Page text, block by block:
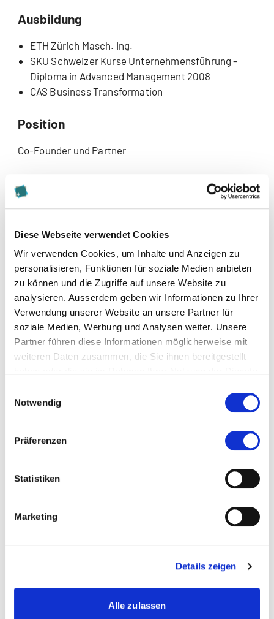
Diese Webseite verwendet Cookies
Wir verwenden Cookies, um Inhalte und Anzeigen zu
personalisieren, Funktionen für soziale Medien anbieten
zu können und die Zugriffe auf unsere Website zu
analysieren. Ausserdem geben wir Informationen zu Ihrer
Verwendung unserer Website an unsere Partner für
soziale Medien, Werbung und Analysen weiter. Unsere
Partner führen diese Informationen möglicherweise mit
weiteren Daten zusammen, die Sie ihnen bereitgestellt
Notwendig
Präferenzen
Statistiken
Marketing
Details zeigen
Alle zulassen
Ausbildung
ETH Zürich Masch. Ing.
SKU Schweizer Kurse Unternehmensführung –
Diploma in Advanced Management 2008
CAS Business Transformation
Position
Co-Founder und Partner
Organisation
i opener AG
Beratung in Organisationsentwicklung,
Unternehmenskultur und Transformationen Schweiz
079 780 59 89
Zur Merkliste hinzufügen
Themen, die der Person zugeordnet sind:
Change Management
Human Resource Management